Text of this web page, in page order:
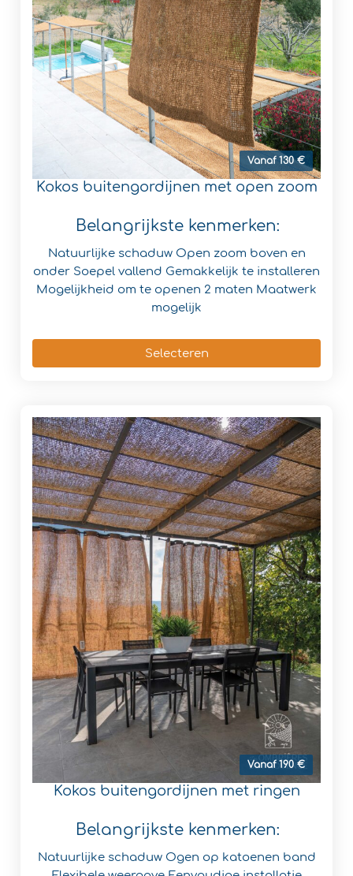
Vanaf 130 €
Kokos buitengordijnen met open zoom
Belangrijkste kenmerken:
Natuurlijke schaduw Open zoom boven en
onder Soepel vallend Gemakkelijk te installeren
Mogelijkheid om te openen 2 maten Maatwerk
mogelijk
Selecteren
Vanaf 190 €
Kokos buitengordijnen met ringen
Belangrijkste kenmerken:
Natuurlijke schaduw Ogen op katoenen band